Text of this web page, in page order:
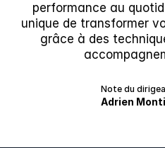
performance au
unique de transformer
grâce à des
Note du
Adrien